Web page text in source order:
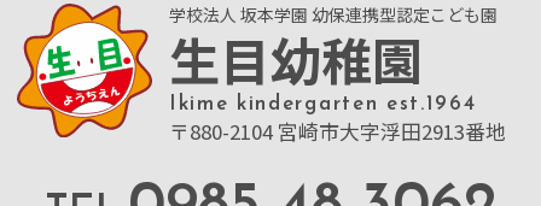
学校法人 坂本学園 幼保連携型認定こども園
生目幼稚園
Ikime kindergarten est.1964
〒880-2104 宮崎市大字浮田2913番地